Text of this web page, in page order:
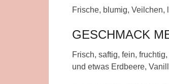
Frische, blumig, Veilchen,
GESCHMACK
Frisch, saftig, fein,
und etwas Erdbeere,